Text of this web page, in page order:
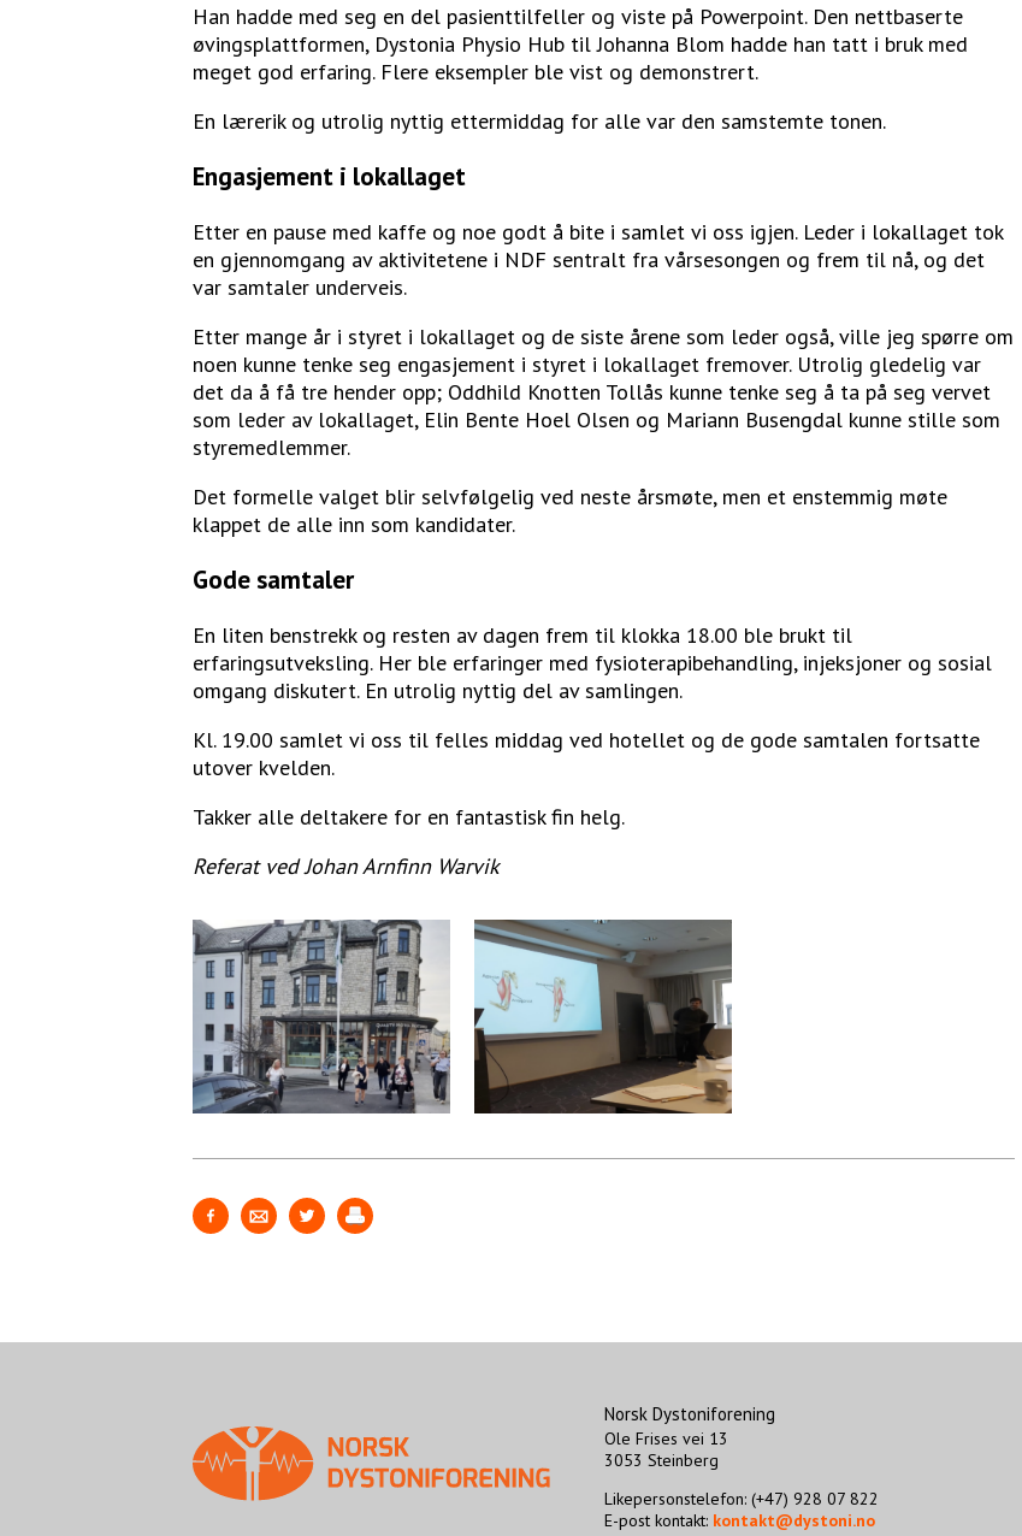
Han hadde med seg en del pasienttilfeller og viste på Powerpoint. Den nettbaserte
øvingsplattformen, Dystonia Physio Hub til Johanna Blom hadde han tatt i bruk med
meget god erfaring. Flere eksempler ble vist og demonstrert.
En lærerik og utrolig nyttig ettermiddag for alle var den samstemte tonen.
Engasjement i lokallaget
Etter en pause med kaffe og noe godt å bite i samlet vi oss igjen. Leder i lokallaget tok
en gjennomgang av aktivitetene i NDF sentralt fra vårsesongen og frem til nå, og det
var samtaler underveis.
Etter mange år i styret i lokallaget og de siste årene som leder også, ville jeg spørre om
noen kunne tenke seg engasjement i styret i lokallaget fremover. Utrolig gledelig var
det da å få tre hender opp; Oddhild Knotten Tollås kunne tenke seg å ta på seg vervet
som leder av lokallaget, Elin Bente Hoel Olsen og Mariann Busengdal kunne stille som
styremedlemmer.
Det formelle valget blir selvfølgelig ved neste årsmøte, men et enstemmig møte
klappet de alle inn som kandidater.
Gode samtaler
En liten benstrekk og resten av dagen frem til klokka 18.00 ble brukt til
erfaringsutveksling. Her ble erfaringer med fysioterapibehandling, injeksjoner og sosial
omgang diskutert. En utrolig nyttig del av samlingen.
Kl. 19.00 samlet vi oss til felles middag ved hotellet og de gode samtalen fortsatte
utover kvelden.
Takker alle deltakere for en fantastisk fin helg.
Referat ved Johan Arnfinn Warvik
Norsk Dystoniforening
Ole Frises vei 13
3053 Steinberg
Likepersonstelefon: (+47) 928 07 822
E-post kontakt: kontakt@dystoni.no